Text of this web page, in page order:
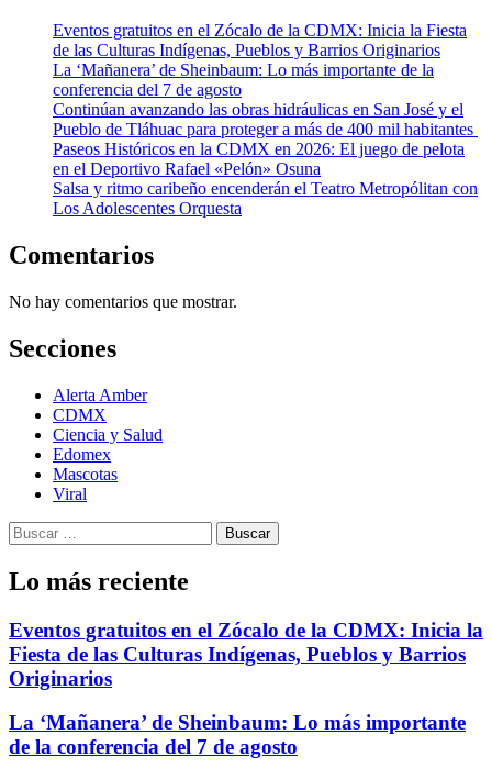
Eventos gratuitos en el Zócalo de la CDMX: Inicia la Fiesta
de las Culturas Indígenas, Pueblos y Barrios Originarios
La ‘Mañanera’ de Sheinbaum: Lo más importante de la
conferencia del 7 de agosto
Continúan avanzando las obras hidráulicas en San José y el
Pueblo de Tláhuac para proteger a más de 400 mil habitantes
Paseos Históricos en la CDMX en 2026: El juego de pelota
en el Deportivo Rafael «Pelón» Osuna
Salsa y ritmo caribeño encenderán el Teatro Metropólitan con
Los Adolescentes Orquesta
Comentarios
No hay comentarios que mostrar.
Secciones
Alerta Amber
CDMX
Ciencia y Salud
Edomex
Mascotas
Viral
Buscar:
Lo más reciente
Eventos gratuitos en el Zócalo de la CDMX: Inicia la
Fiesta de las Culturas Indígenas, Pueblos y Barrios
Originarios
La ‘Mañanera’ de Sheinbaum: Lo más importante
de la conferencia del 7 de agosto